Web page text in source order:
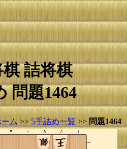
詰将棋
問題1464
ーム >> 5手詰め一覧 >> 問題1464